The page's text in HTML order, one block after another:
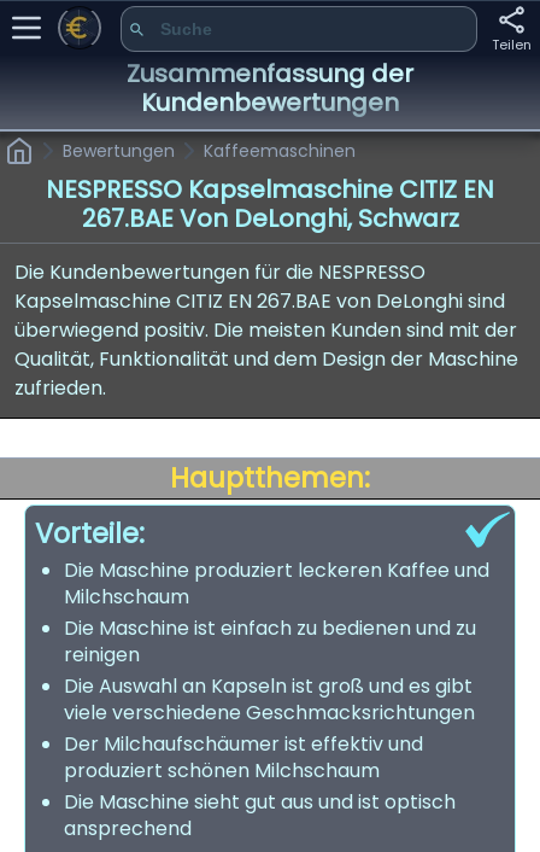
Teilen
Zusammenfassung der
Kundenbewertungen
Bewertungen Kaffeemaschinen
NESPRESSO Kapselmaschine CITIZ EN
267.BAE Von DeLonghi, Schwarz
Die Kundenbewertungen für die NESPRESSO
Kapselmaschine CITIZ EN 267.BAE von DeLonghi sind
überwiegend positiv. Die meisten Kunden sind mit der
Qualität, Funktionalität und dem Design der Maschine
zufrieden.
Hauptthemen:
Vorteile:
Die Maschine produziert leckeren Kaffee und
Milchschaum
Die Maschine ist einfach zu bedienen und zu
reinigen
Die Auswahl an Kapseln ist groß und es gibt
viele verschiedene Geschmacksrichtungen
Der Milchaufschäumer ist effektiv und
produziert schönen Milchschaum
Die Maschine sieht gut aus und ist optisch
ansprechend